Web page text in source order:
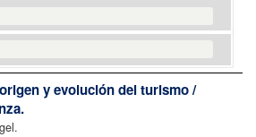
y evolución del turismo /